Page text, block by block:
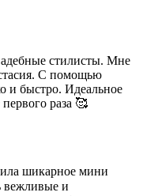
стилисты. Мне
С помощью
и быстро. Идеальное
раза 🥰
шикарное мини
вежливые и